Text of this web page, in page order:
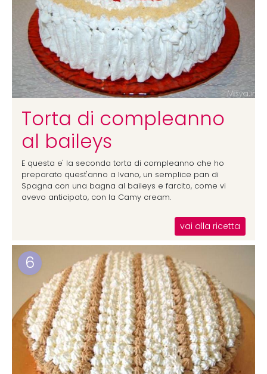
Torta di compleanno
al baileys
E questa e' la seconda torta di compleanno che ho
preparato quest'anno a Ivano, un semplice pan di
Spagna con una bagna al baileys e farcito, come vi
avevo anticipato, con la Camy cream.
vai alla ricetta
6